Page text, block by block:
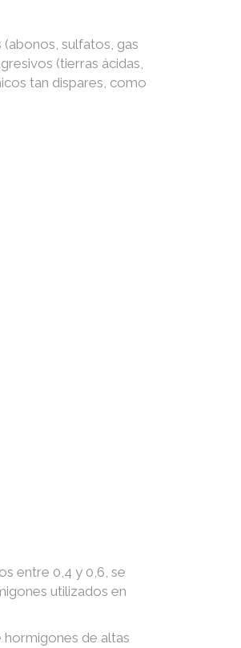
sulfatos, gas
(tierras ácidas,
tan dispares, como
entre 0,4 y 0,6, se
utilizados en
hormigones de altas